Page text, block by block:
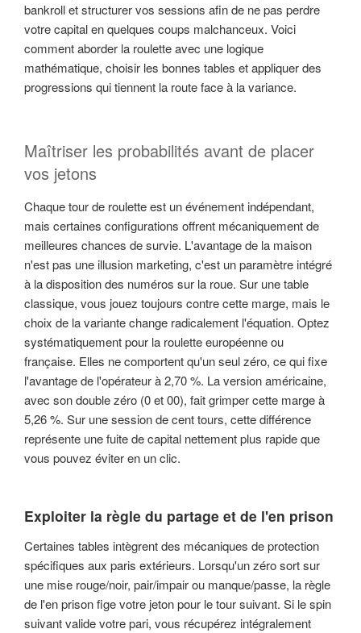
bankroll et structurer vos sessions afin de ne pas perdre
votre capital en quelques coups malchanceux. Voici
comment aborder la roulette avec une logique
mathématique, choisir les bonnes tables et appliquer des
progressions qui tiennent la route face à la variance.
Maîtriser les probabilités avant de placer
vos jetons
Chaque tour de roulette est un événement indépendant,
mais certaines configurations offrent mécaniquement de
meilleures chances de survie. L'avantage de la maison
n'est pas une illusion marketing, c'est un paramètre intégré
à la disposition des numéros sur la roue. Sur une table
classique, vous jouez toujours contre cette marge, mais le
choix de la variante change radicalement l'équation. Optez
systématiquement pour la roulette européenne ou
française. Elles ne comportent qu'un seul zéro, ce qui fixe
l'avantage de l'opérateur à 2,70 %. La version américaine,
avec son double zéro (0 et 00), fait grimper cette marge à
5,26 %. Sur une session de cent tours, cette différence
représente une fuite de capital nettement plus rapide que
vous pouvez éviter en un clic.
Exploiter la règle du partage et de l'en prison
Certaines tables intègrent des mécaniques de protection
spécifiques aux paris extérieurs. Lorsqu'un zéro sort sur
une mise rouge/noir, pair/impair ou manque/passe, la règle
de l'en prison fige votre jeton pour le tour suivant. Si le spin
suivant valide votre pari, vous récupérez intégralement